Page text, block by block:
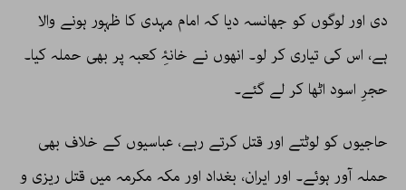
دی اور لوگوں کو جھانسہ دیا کہ امام مہدی کا ظہور ہونے والا
ہے، اس کی تیاری کر لو۔ انھوں نے خانۂِ کعبہ پر بھی حملہ کیا۔
حجرِ اسود اٹھا کر لے گئے۔
حاجیوں کو لوٹتے اور قتل کرتے رہے، عباسیوں کے خلاف بھی
حملہ آور ہوئے۔ اور ایران، بغداد اور مکہ مکرمہ میں قتل ریزی و